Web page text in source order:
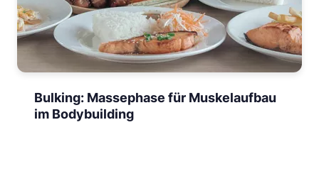
Bulking: Massephase für Muskelaufbau
im Bodybuilding